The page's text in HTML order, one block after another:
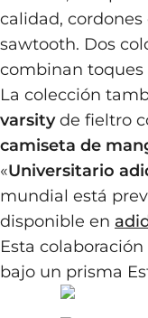
calidad,
sawtooth. Dos
combinan toques
La colección
varsityde fieltro
camiseta de
«Universitario
mundial está
disponible en
Esta
bajo un prisma